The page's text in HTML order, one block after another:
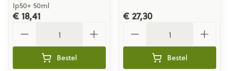
Ip50+ 50ml
€ 18,41
Bestel
€ 27,30
Bestel